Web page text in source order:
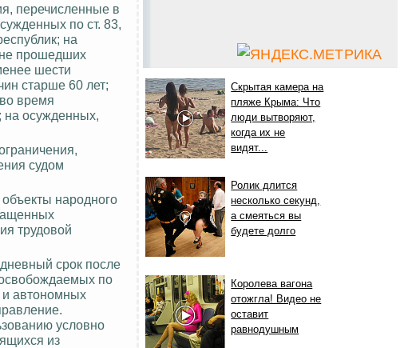
Скрытая камера на
пляже Крыма: Что
люди вытворяют,
когда их не
видят...
Ролик длится
несколько секунд,
а смеяться вы
будете долго
Королева вагона
отожгла! Видео не
оставит
равнодушным
перечисленные в
по ст. 83,
на
не прошедших
шести
старше 60 лет;
время
на осужденных,
судом
народного
трудовой
срок после
по
и автономных
условно
из